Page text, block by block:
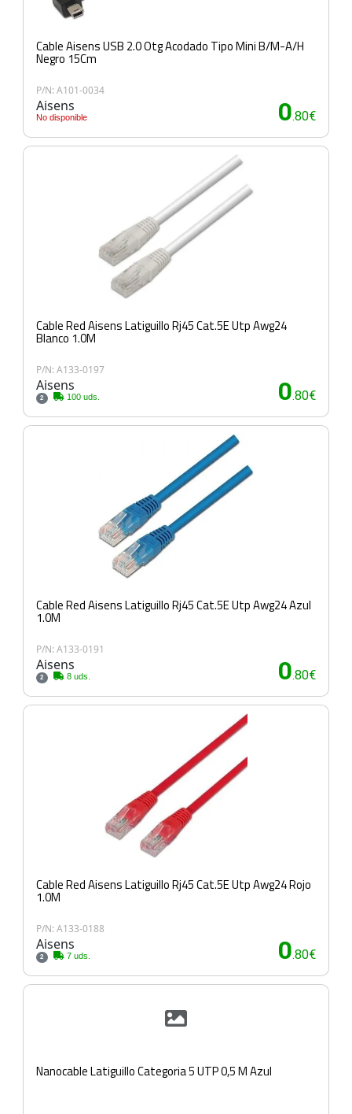
Cable Aisens USB 2.0 Otg Acodado Tipo Mini B/M-A/H
Negro 15Cm
P/N: A101-0034
Aisens
No disponible 0.80€
Cable Red Aisens Latiguillo Rj45 Cat.5E Utp Awg24
Blanco 1.0M
P/N: A133-0197
Aisens
2 100 uds. 0.80€
Cable Red Aisens Latiguillo Rj45 Cat.5E Utp Awg24 Azul
1.0M
P/N: A133-0191
Aisens
2 8 uds. 0.80€
Cable Red Aisens Latiguillo Rj45 Cat.5E Utp Awg24 Rojo
1.0M
P/N: A133-0188
Aisens
2 7 uds. 0.80€
Nanocable Latiguillo Categoria 5 UTP 0,5 M Azul